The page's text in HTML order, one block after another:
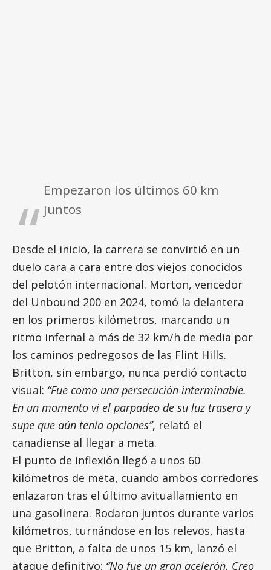
Empezaron los últimos 60 km
juntos
Desde el inicio, la carrera se convirtió en un
duelo cara a cara entre dos viejos conocidos
del pelotón internacional. Morton, vencedor
del Unbound 200 en 2024, tomó la delantera
en los primeros kilómetros, marcando un
ritmo infernal a más de 32 km/h de media por
los caminos pedregosos de las Flint Hills.
Britton, sin embargo, nunca perdió contacto
visual: “Fue como una persecución interminable.
En un momento vi el parpadeo de su luz trasera y
supe que aún tenía opciones”, relató el
canadiense al llegar a meta.
El punto de inflexión llegó a unos 60
kilómetros de meta, cuando ambos corredores
enlazaron tras el último avituallamiento en
una gasolinera. Rodaron juntos durante varios
kilómetros, turnándose en los relevos, hasta
que Britton, a falta de unos 15 km, lanzó el
ataque definitivo: “No fue un gran acelerón. Creo